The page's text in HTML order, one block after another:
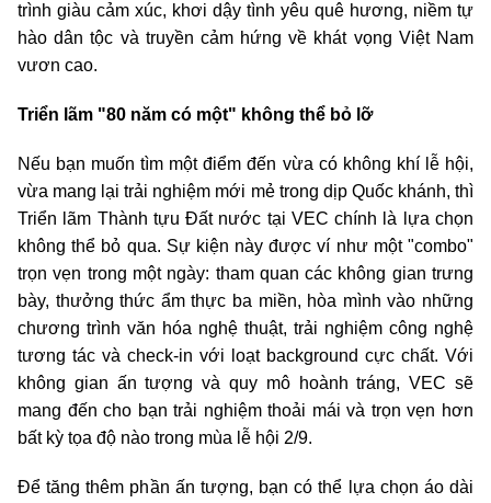
trình giàu cảm xúc, khơi dậy tình yêu quê hương, niềm tự
hào dân tộc và truyền cảm hứng về khát vọng Việt Nam
vươn cao.
Triển lãm "80 năm có một" không thể bỏ lỡ
Nếu bạn muốn tìm một điểm đến vừa có không khí lễ hội,
vừa mang lại trải nghiệm mới mẻ trong dịp Quốc khánh, thì
Triển lãm Thành tựu Đất nước tại VEC chính là lựa chọn
không thể bỏ qua. Sự kiện này được ví như một "combo"
trọn vẹn trong một ngày: tham quan các không gian trưng
bày, thưởng thức ẩm thực ba miền, hòa mình vào những
chương trình văn hóa nghệ thuật, trải nghiệm công nghệ
tương tác và check-in với loạt background cực chất. Với
không gian ấn tượng và quy mô hoành tráng, VEC sẽ
mang đến cho bạn trải nghiệm thoải mái và trọn vẹn hơn
bất kỳ tọa độ nào trong mùa lễ hội 2/9.
Để tăng thêm phần ấn tượng, bạn có thể lựa chọn áo dài